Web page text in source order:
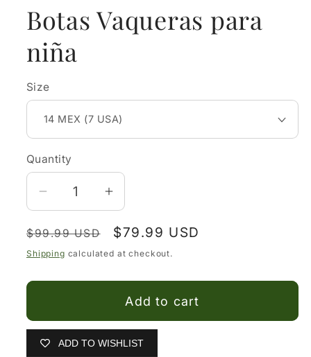
modal
Botas Vaqueras para
niña
Size
Quantity
Decrease
for
Botas
Increase
for
Botas
niña
Regular
price
$99.99 USD
Sale
price
$79.99 USD
Shipping calculated at checkout.
Add to cart
ADD TO WISHLIST